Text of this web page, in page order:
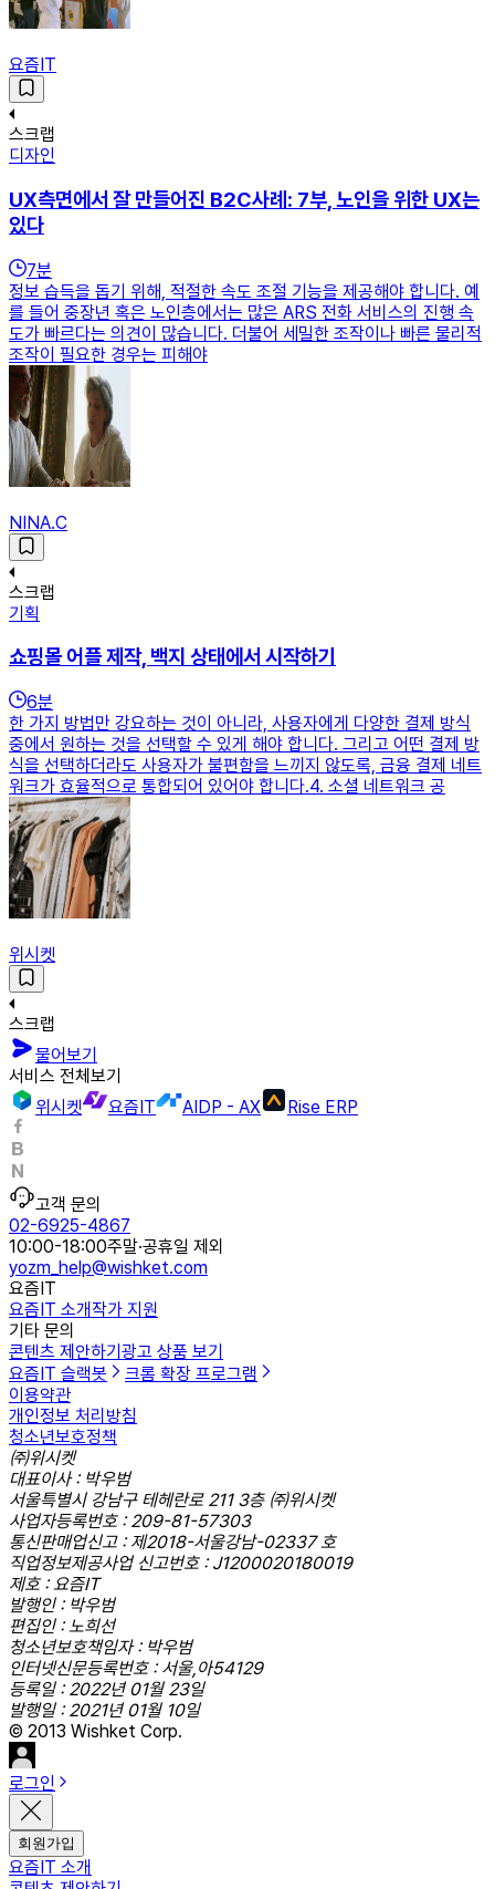
요즘IT
스크랩
디자인
UX측면에서 잘 만들어진 B2C사례: 7부, 노인을 위한 UX는
있다
7분
정보 습득을 돕기 위해, 적절한 속도 조절 기능을 제공해야 합니다. 예
를 들어 중장년 혹은 노인층에서는 많은 ARS 전화 서비스의 진행 속
도가 빠르다는 의견이 많습니다. 더불어 세밀한 조작이나 빠른 물리적
조작이 필요한 경우는 피해야
NINA.C
스크랩
기획
쇼핑몰 어플 제작, 백지 상태에서 시작하기
6분
한 가지 방법만 강요하는 것이 아니라, 사용자에게 다양한 결제 방식
중에서 원하는 것을 선택할 수 있게 해야 합니다. 그리고 어떤 결제 방
식을 선택하더라도 사용자가 불편함을 느끼지 않도록, 금융 결제 네트
워크가 효율적으로 통합되어 있어야 합니다.​4. 소셜 네트워크 공
위시켓
스크랩
물어보기
서비스 전체보기
위시켓
요즘IT AIDP - AX Rise ERP
고객 문의
02-6925-4867
10:00-18:00주말·공휴일 제외
yozm_help@wishket.com
요즘IT
요즘IT 소개작가 지원
기타 문의
콘텐츠 제안하기 광고 상품 보기
요즘IT 슬랙봇
크롬 확장 프로그램
이용약관
개인정보 처리방침
청소년보호정책
㈜위시켓
대표이사 : 박우범
서울특별시 강남구 테헤란로 211 3층 ㈜위시켓
사업자등록번호 : 209-81-57303
통신판매업신고 : 제2018-서울강남-02337 호
직업정보제공사업 신고번호 : J1200020180019
제호 : 요즘IT
발행인 : 박우범
편집인 : 노희선
청소년보호책임자 : 박우범
인터넷신문등록번호 : 서울,아54129
등록일 : 2022년 01월 23일
발행일 : 2021년 01월 10일
© 2013 Wishket Corp.
로그인
회원가입
요즘IT 소개